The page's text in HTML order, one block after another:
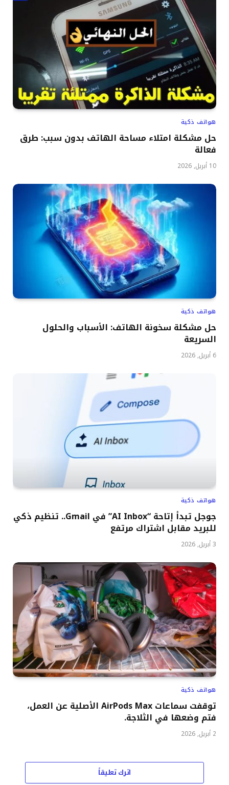
هواتف ذكية
حل مشكلة امتلاء مساحة الهاتف بدون سبب: طرق
فعالة
10 أبريل, 2026
هواتف ذكية
حل مشكلة سخونة الهاتف: الأسباب والحلول
السريعة
6 أبريل, 2026
هواتف ذكية
جوجل تبدأ إتاحة “AI Inbox” في Gmail.. تنظيم ذكي
للبريد مقابل اشتراك مرتفع
3 أبريل, 2026
هواتف ذكية
توقفت سماعات AirPods Max الأصلية عن العمل،
فتم وضعها في الثلاجة.
2 أبريل, 2026
اترك تعليقاً